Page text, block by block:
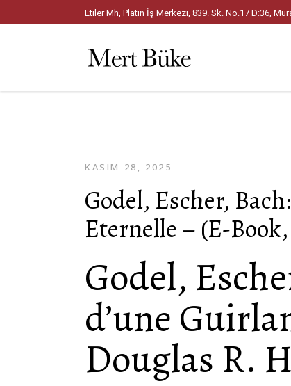
Etiler Mh, Platin İş Merkezi, 839. Sk. No.17 D:36,
KASIM 28, 2025
Godel, Escher,
Eternelle – (E-
Godel,
d’une
Douglas R.